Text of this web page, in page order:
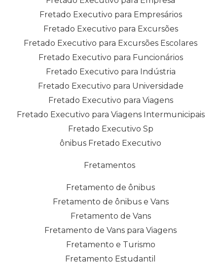
Fretado Executivo para Empresários
Fretado Executivo para Excursões
Fretado Executivo para Excursões Escolares
Fretado Executivo para Funcionários
Fretado Executivo para Indústria
Fretado Executivo para Universidade
Fretado Executivo para Viagens
Fretado Executivo para Viagens Intermunicipais
Fretado Executivo Sp
ônibus Fretado Executivo
Fretamentos
Fretamento de ônibus
Fretamento de ônibus e Vans
Fretamento de Vans
Fretamento de Vans para Viagens
Fretamento e Turismo
Fretamento Estudantil